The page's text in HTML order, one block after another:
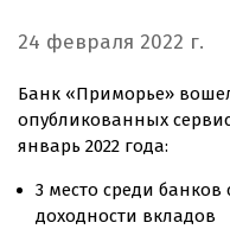
24 февраля 2022 г.
Банк «Приморье»
опубликованных
январь 2022 года:
3 место среди
доходности вкладов